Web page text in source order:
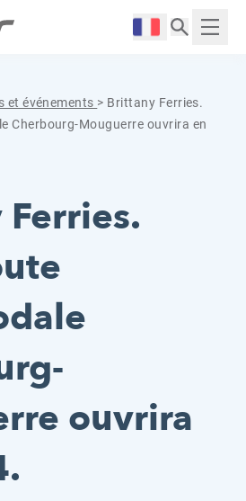
Langue :
et événements > Brittany Ferries.
Cherbourg-Mouguerre ouvrira en
ouvrira